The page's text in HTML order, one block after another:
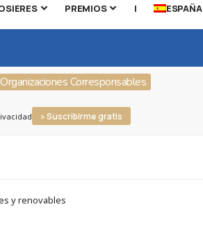
PREMIOS | ESPAÑA
Corresponsables
» Suscribirme gratis
y renovables